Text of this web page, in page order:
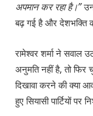
अपमान कर रहा है।”
बढ़ गई है और देशभक्ति
रामेश्वर शर्मा ने सवाल
अनुमति नहीं है, तो फिर
दिखावा करने की क्या
हुए सियासी पार्टियों पर